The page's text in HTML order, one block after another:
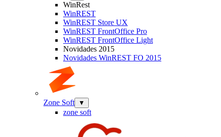
WinRest
WinREST
WinREST Store UX
WinREST FrontOffice Pro
WinREST FrontOffice Light
Novidades 2015
Novidades WinREST FO 2015
Zone Soft ▼
zone soft